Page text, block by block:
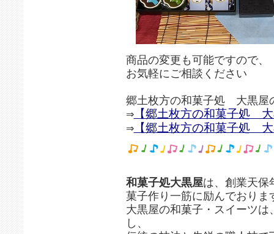
商品の変更も可能ですので、
お気軽にご相談ください
郷土枚方の和菓子処 大黒屋
⇒【郷土枚方の和菓子処
⇒【郷土枚方の和菓子処
和菓子処大黒屋は、創業天保
菓子作り一筋に励んでおりま
大黒屋の和菓子・スイーツ
し、